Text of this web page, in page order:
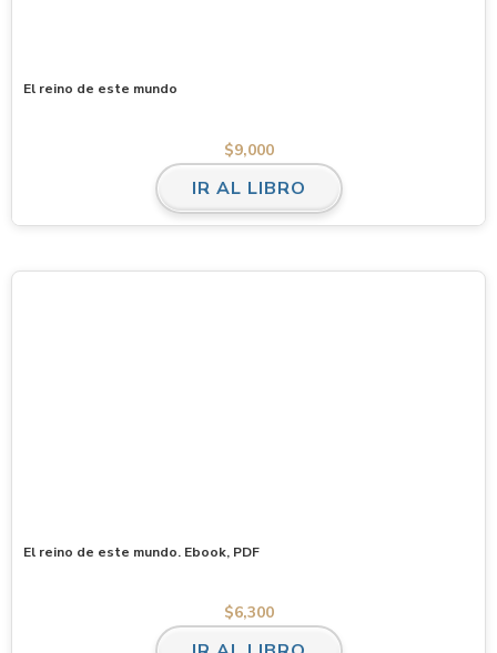
El reino de este mundo
$9,000
IR AL LIBRO
El reino de este mundo. Ebook, PDF
$6,300